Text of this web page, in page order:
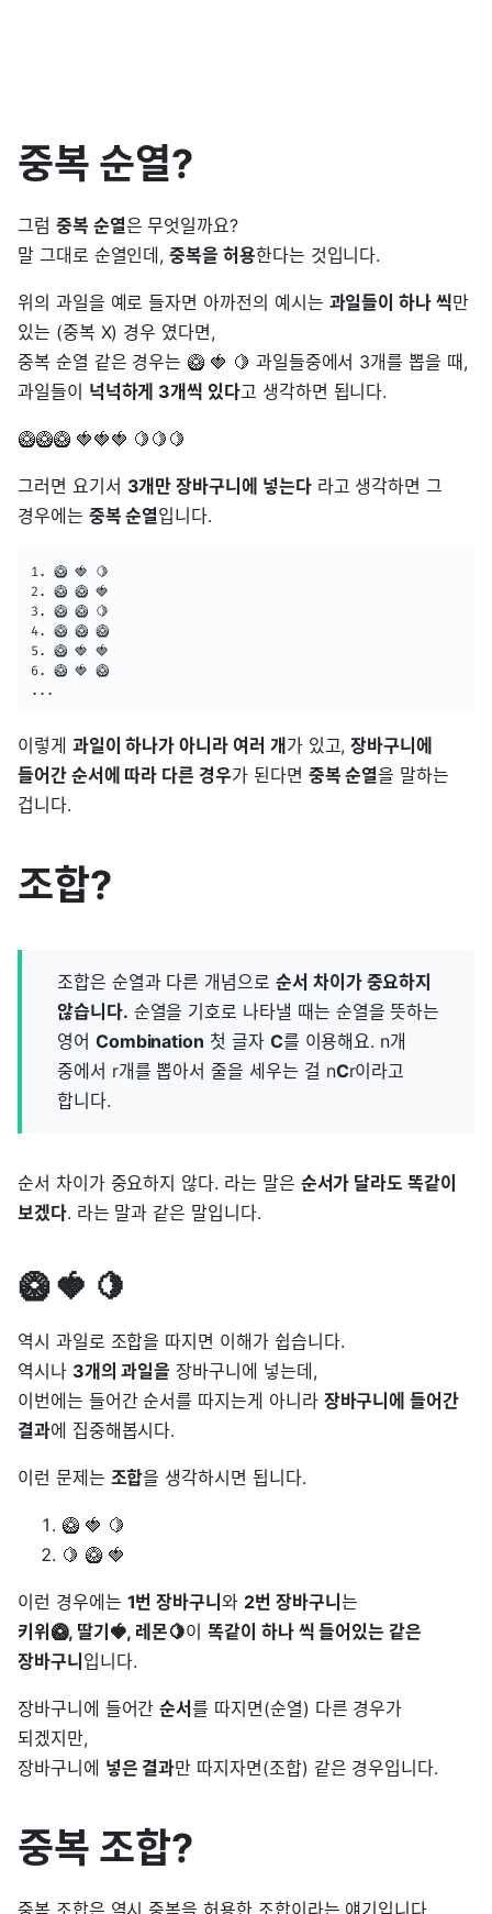
중복 순열?
그럼 중복 순열은 무엇일까요?
말 그대로 순열인데,중복을 허용한다는 것입니다.
위의 과일을 예로 들자면 아까전의 예시는 과일들이 하나 씩만
있는 (중복 X) 경우 였다면,
중복 순열 같은 경우는 🥝 🍓 🍋 과일들중에서 3개를 뽑을 때,
과일들이 넉넉하게 3개씩 있다고 생각하면 됩니다.
🥝🥝🥝 🍓🍓🍓 🍋🍋🍋
그러면 요기서 3개만 장바구니에 넣는다라고 생각하면 그
경우에는 중복 순열입니다.
1. 🥝 🍓 🍋
2. 🥝 🥝 🍓
3. 🥝 🥝 🍋
4. 🥝 🥝 🥝
5. 🥝 🍓 🍓
6. 🥝 🍓 🥝
...
이렇게 과일이 하나가 아니라 여러 개 가 있고,장바구니에
들어간 순서에 따라 다른 경우가 된다면 중복 순열을 말하는
겁니다.
조합?
조합은 순열과 다른 개념으로 순서 차이가 중요하지
않습니다. 순열을 기호로 나타낼 때는 순열을 뜻하는
영어 Combination 첫 글자 C를 이용해요. n개
중에서 r개를 뽑아서 줄을 세우는 걸 nCr이라고
합니다.
순서 차이가 중요하지 않다. 라는 말은 순서가 달라도 똑같이
보겠다. 라는 말과 같은 말입니다.
🥝 🍓 🍋
역시 과일로 조합을 따지면 이해가 쉽습니다.
역시나 3개의 과일을 장바구니에 넣는데,
이번에는 들어간 순서를 따지는게 아니라 장바구니에 들어간
결과에 집중해봅시다.
이런 문제는 조합을 생각하시면 됩니다.
🥝 🍓 🍋
🍋 🥝 🍓
이런 경우에는 1번 장바구니와 2번 장바구니 는
키위🥝, 딸기🍓, 레몬🍋이똑같이 하나 씩 들어있는 같은
장바구니 입니다.
장바구니에 들어간순서를 따지면(순열) 다른 경우가
되겠지만,
장바구니에 넣은 결과만 따지자면(조합) 같은 경우입니다.
중복 조합?